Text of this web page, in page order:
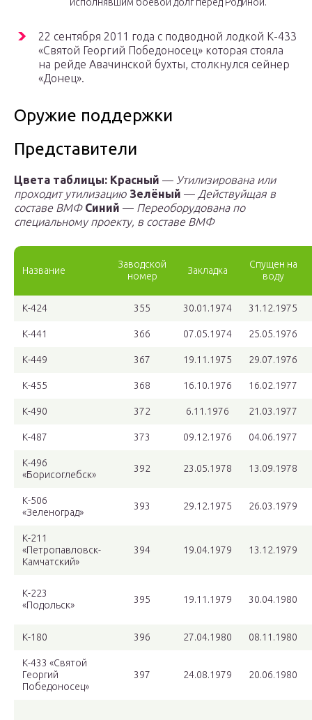
22 сентября 2011 года с подводной лодкой К-433
«Святой Георгий Победоносец» которая стояла
на рейде Авачинской бухты, столкнулся сейнер
«Донец».
Оружие поддержки
Представители
Цвета таблицы: Красный — Утилизирована или
проходит утилизацию Зелёный — Действуйщая в
составе ВМФ Синий — Переоборудована по
специальному проекту, в составе ВМФ
Название
Заводской
номер
Закладка
Спущен на
воду
К-424 355 30.01.1974 31.12.1975
К-441 366 07.05.1974 25.05.1976
К-449 367 19.11.1975 29.07.1976
К-455 368 16.10.1976 16.02.1977
К-490 372 6.11.1976 21.03.1977
К-487 373 09.12.1976 04.06.1977
К-496
«Борисоглебск»
392 23.05.1978 13.09.1978
К-506
«Зеленоград»
393 29.12.1975 26.03.1979
К-211
«Петропавловск-
Камчатский»
394 19.04.1979 13.12.1979
К-223
«Подольск»
395 19.11.1979 30.04.1980
К-180 396 27.04.1980 08.11.1980
К-433 «Святой
Георгий
Победоносец»
397 24.08.1979 20.06.1980